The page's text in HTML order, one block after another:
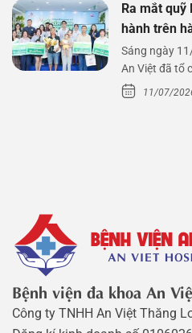
Ra mắt
hành trên
Sáng ngày
An Việt đã tổ
Mầm Xanh…
11/07/
Bệnh viện đa khoa An
Công ty TNHH An Việt Thăng